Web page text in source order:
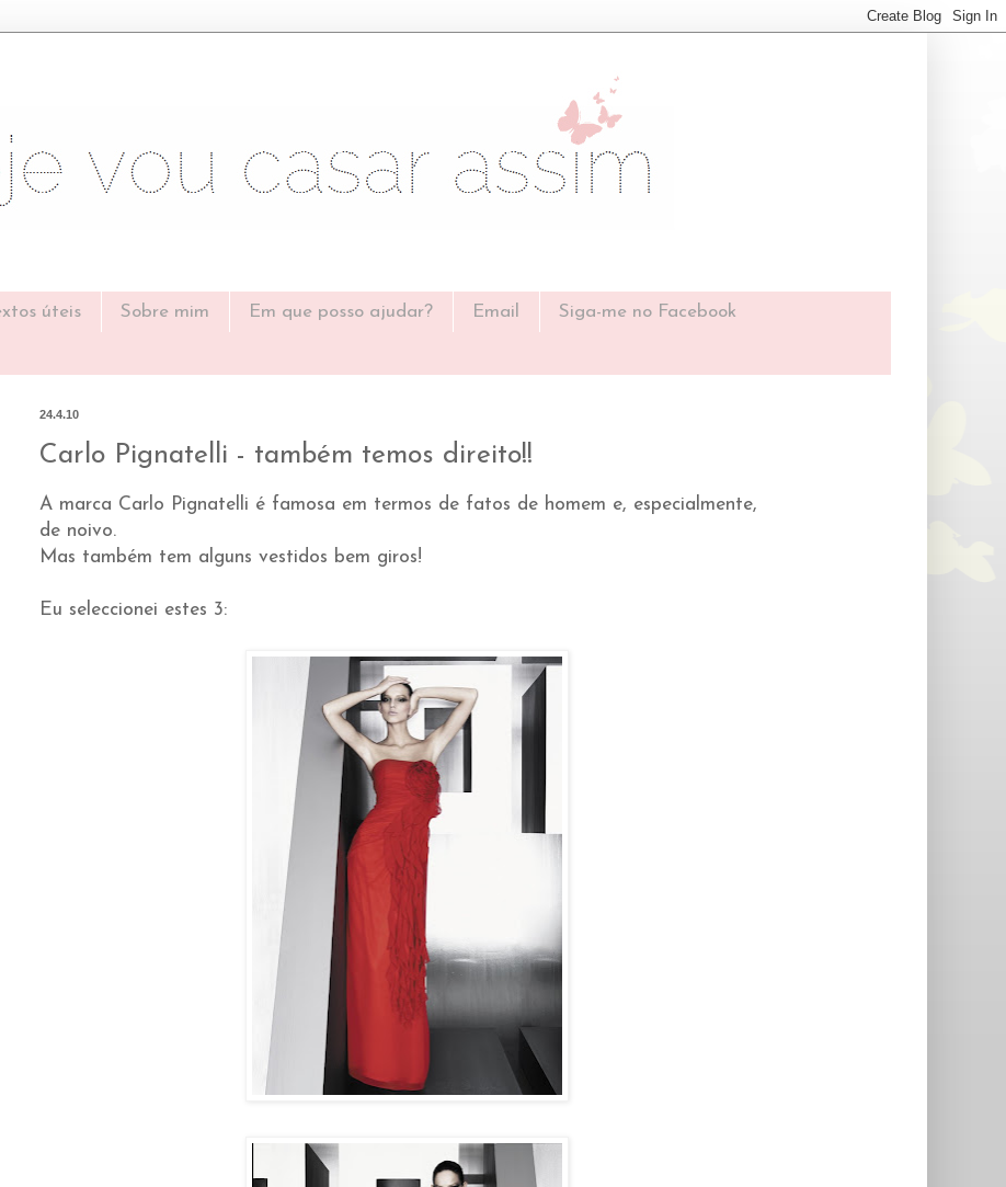
úteis Sobre mim Em que posso ajudar? Email Siga-me no Facebook
24.4.10
Carlo Pignatelli - também temos direito!!
A marca Carlo Pignatelli é famosa em termos de fatos de homem e, especialmente,
de noivo.
Mas também tem alguns vestidos bem giros!
Eu seleccionei estes 3: